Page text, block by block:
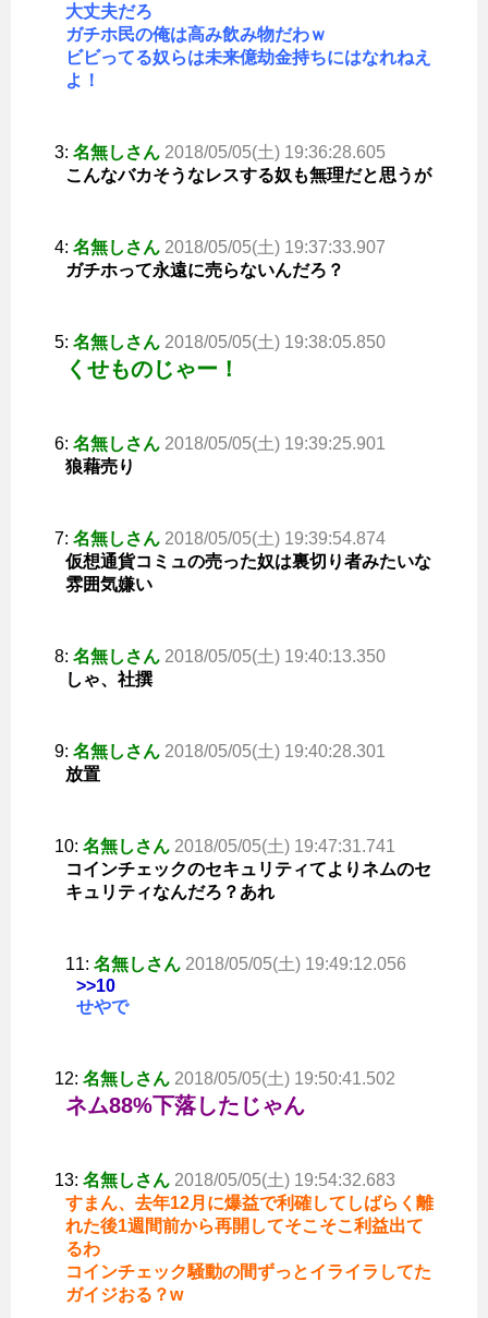
大丈夫だろ
ガチホ民の俺は高み飲み物だわｗ
ビビってる奴らは未来億劫金持ちにはなれねえ
よ！
3: 名無しさん 2018/05/05(土) 19:36:28.605
こんなバカそうなレスする奴も無理だと思うが
4: 名無しさん 2018/05/05(土) 19:37:33.907
ガチホって永遠に売らないんだろ？
5: 名無しさん 2018/05/05(土) 19:38:05.850
くせものじゃー！
6: 名無しさん 2018/05/05(土) 19:39:25.901
狼藉売り
7: 名無しさん 2018/05/05(土) 19:39:54.874
仮想通貨コミュの売った奴は裏切り者みたいな
雰囲気嫌い
8: 名無しさん 2018/05/05(土) 19:40:13.350
しゃ、社撰
9: 名無しさん 2018/05/05(土) 19:40:28.301
放置
10: 名無しさん 2018/05/05(土) 19:47:31.741
コインチェックのセキュリティてよりネムのセ
キュリティなんだろ？あれ
11: 名無しさん 2018/05/05(土) 19:49:12.056
>>10
せやで
12: 名無しさん 2018/05/05(土) 19:50:41.502
ネム88%下落したじゃん
13: 名無しさん 2018/05/05(土) 19:54:32.683
すまん、去年12月に爆益で利確してしばらく離
れた後1週間前から再開してそこそこ利益出て
るわ
コインチェック騒動の間ずっとイライラしてた
ガイジおる？w